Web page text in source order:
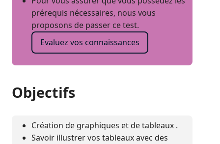
prérequis nécessaires, nous vous
proposons de passer ce test.
Evaluez vos connaissances
Objectifs
Création de graphiques et de tableaux .
Savoir illustrer vos tableaux avec des